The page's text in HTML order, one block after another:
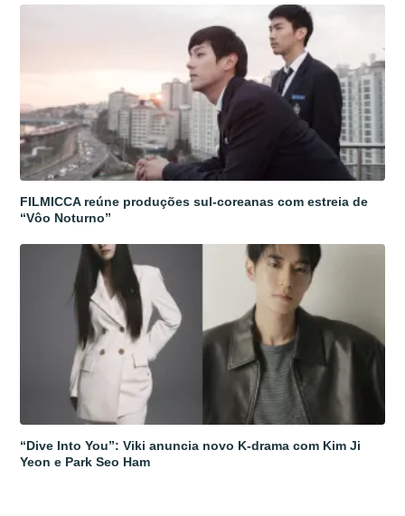
FILMICCA reúne produções sul-coreanas com estreia de
“Vôo Noturno”
“Dive Into You”: Viki anuncia novo K-drama com Kim Ji
Yeon e Park Seo Ham